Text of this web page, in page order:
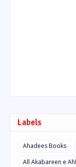
Labels
Ahadees Books
All Akabareen e